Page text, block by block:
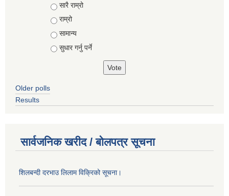
Choices
सारै राम्रो
राम्रो
सामान्य
सुधार गर्नु पर्ने
Older polls
Results
सार्वजनिक खरीद / बोलपत्र सूचना
शिलबन्दी दरभाउ लिलाम विक्रिको सूचना।